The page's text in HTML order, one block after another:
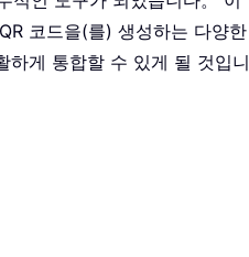
코드을(를) 생성하는 다양한
하게 통합할 수 있게 될 것입니